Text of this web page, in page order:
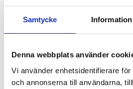
Samtycke Information
Denna webbplats använder
Vi använder enhetsidentifierare
och annonserna till användarna,
Vi har 4,5 på Trustpilot! Bli
andra genom att anlita 55Plus.
Kanske du behöver hjälp
Värdar, informatörer &